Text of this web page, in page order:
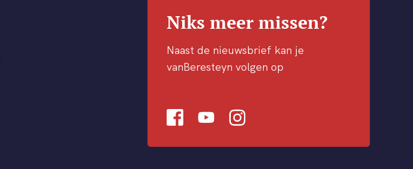
Niks meer missen?
Naast de nieuwsbrief kan je
vanBeresteyn volgen op
FacebookYoutubeInstagram